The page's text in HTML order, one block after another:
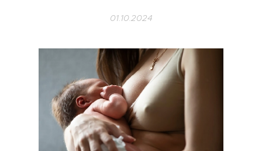
01.10.2024